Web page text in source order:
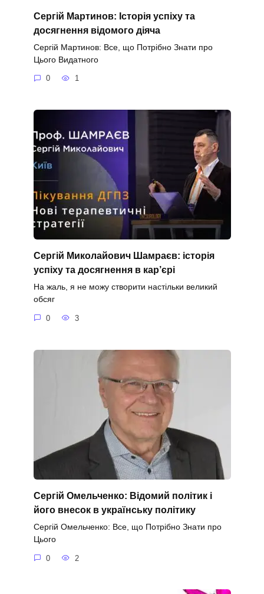
Сергій Мартинов: Історія успіху та
досягнення відомого діяча
Сергій Мартинов: Все, що Потрібно Знати про
Цього Видатного
0 1
Сергій Миколайович Шамраєв: історія
успіху та досягнення в кар’єрі
На жаль, я не можу створити настільки великий
обсяг
0 3
Сергій Омельченко: Відомий політик і
його внесок в українську політику
Сергій Омельченко: Все, що Потрібно Знати про
Цього
0 2